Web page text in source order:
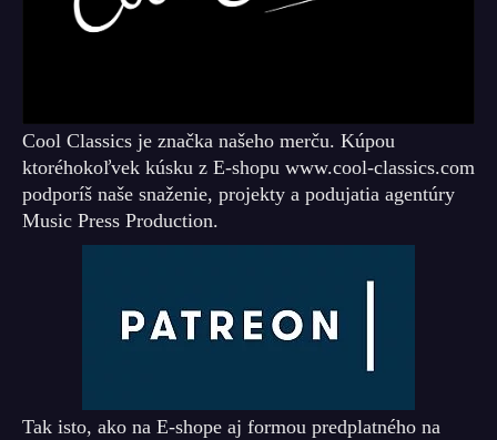
Cool Classics je značka našeho merču. Kúpou
ktoréhokoľvek kúsku z E-shopu www.cool-classics.com
podporíš naše snaženie, projekty a podujatia agentúry
Music Press Production.
Tak isto, ako na E-shope aj formou predplatného na